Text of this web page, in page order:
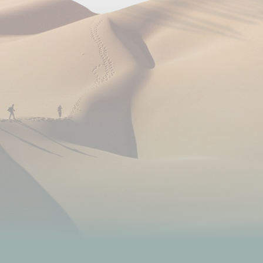
Encadrement
Installée à Katmandou depuis de nombreuses
années, notre agence locale vous garantit une
expérience de voyage actif réussie, grâce à nos
guides et à nos infrastructures logistiques. Pendant
guides de trek, mobilisés à 100% pour vous faire
découvrir des endroits insolites en pleine nature.
Laissez-vous guider…
népalais francophone